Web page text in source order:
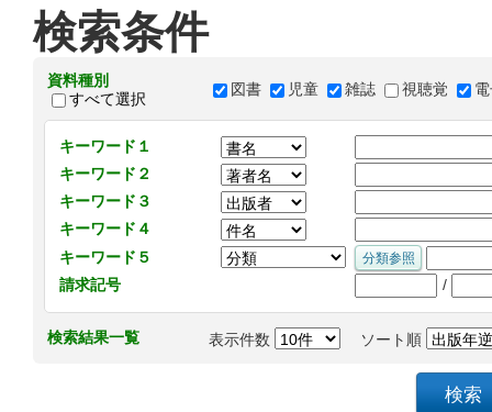
検索条件
資料種別
すべて選択
図書 児童 雑誌 視聴覚
キーワード１
キーワード２
キーワード３
キーワード４
キーワード５
請求記号
/
検索結果一覧 表示件数 ソート順